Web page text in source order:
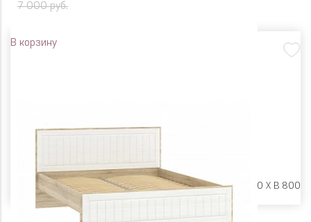
7 000 руб.
В корзину
Размеры: Ш 850 X Г 420 X В 800